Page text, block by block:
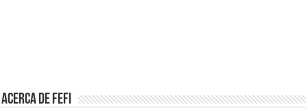
Acerca de Fefi